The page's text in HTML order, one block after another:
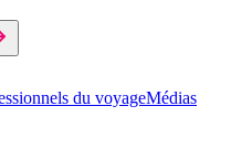
du voyageMédias